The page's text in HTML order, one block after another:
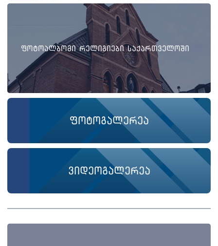
ფოტოალბომი რელიგიები საქართველოში
ფოტოგალერეა
ვიდეოგალერეა